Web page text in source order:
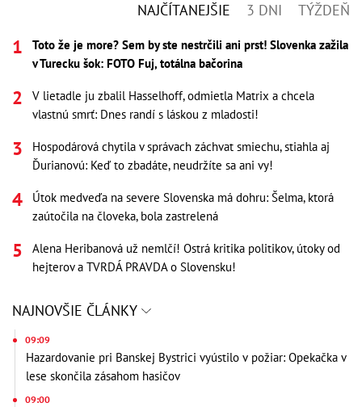
NAJČÍTANEJŠIE 3 DNI TÝŽDEŇ
Toto že je more? Sem by ste nestrčili ani prst! Slovenka zažila
v Turecku šok: FOTO Fuj, totálna bačorina
V lietadle ju zbalil Hasselhoff, odmietla Matrix a chcela
vlastnú smrť: Dnes randí s láskou z mladosti!
Hospodárová chytila v správach záchvat smiechu, stiahla aj
Ďurianovú: Keď to zbadáte, neudržíte sa ani vy!
Útok medveďa na severe Slovenska má dohru: Šelma, ktorá
zaútočila na človeka, bola zastrelená
Alena Heribanová už nemlčí! Ostrá kritika politikov, útoky od
hejterov a TVRDÁ PRAVDA o Slovensku!
NAJNOVŠIE ČLÁNKY
09:09
Hazardovanie pri Banskej Bystrici vyústilo v požiar: Opekačka v
lese skončila zásahom hasičov
09:00